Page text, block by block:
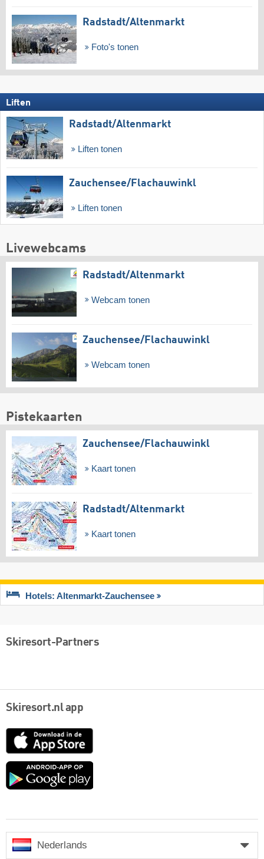
Radstadt/​Altenmarkt
Foto's tonen
Liften
Radstadt/​Altenmarkt
Liften tonen
Zauchensee/​Flachauwinkl
Liften tonen
Livewebcams
Radstadt/​Altenmarkt
Webcam tonen
Zauchensee/​Flachauwinkl
Webcam tonen
Pistekaarten
Zauchensee/​Flachauwinkl
Kaart tonen
Radstadt/​Altenmarkt
Kaart tonen
Hotels: Altenmarkt-Zauchensee
Skiresort-Partners
Skiresort.nl app
App
Google
Nederlands